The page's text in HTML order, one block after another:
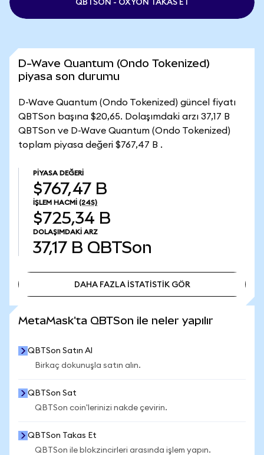
QBTSON - OXYON TAKAS ET
D-Wave Quantum (Ondo Tokenized)
piyasa son durumu
D-Wave Quantum (Ondo Tokenized) güncel fiyatı
QBTSon başına $20,65. Dolaşımdaki arzı 37,17 B
QBTSon ve D-Wave Quantum (Ondo Tokenized)
toplam piyasa değeri $767,47 B .
PIYASA DEĞERI
$767,47 B
İŞLEM HACMI (24S)
$725,34 B
DOLAŞIMDAKI ARZ
37,17 B QBTSon
DAHA FAZLA İSTATİSTİK GÖR
MetaMask'ta QBTSon ile neler yapılır
QBTSon Satın Al
Birkaç dokunuşla satın alın.
QBTSon Sat
QBTSon coin'lerinizi nakde çevirin.
QBTSon Takas Et
QBTSon ile blokzincirleri arasında işlem yapın.